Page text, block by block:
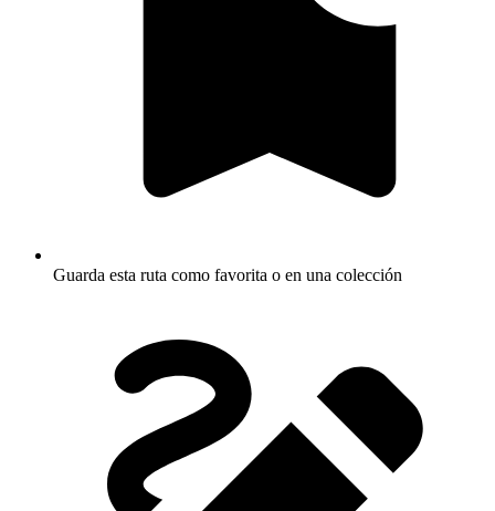
Guarda esta ruta como favorita o en una colección